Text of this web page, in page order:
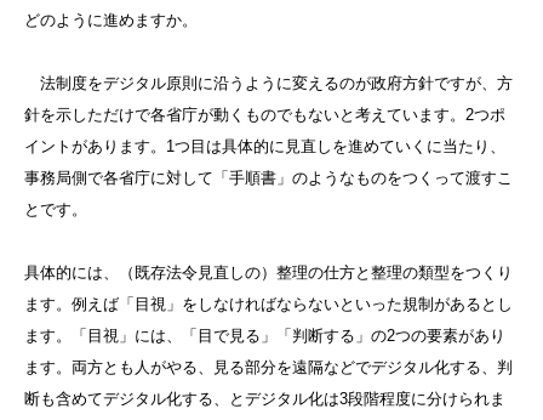
どのように進めますか。
法制度をデジタル原則に沿うように変えるのが政府方針ですが、方
針を示しただけで各省庁が動くものでもないと考えています。2つポ
イントがあります。1つ目は具体的に見直しを進めていくに当たり、
事務局側で各省庁に対して「手順書」のようなものをつくって渡すこ
とです。
具体的には、（既存法令見直しの）整理の仕方と整理の類型をつくり
ます。例えば「目視」をしなければならないといった規制があるとし
ます。「目視」には、「目で見る」「判断する」の2つの要素があり
ます。両方とも人がやる、見る部分を遠隔などでデジタル化する、判
断も含めてデジタル化する、とデジタル化は3段階程度に分けられま